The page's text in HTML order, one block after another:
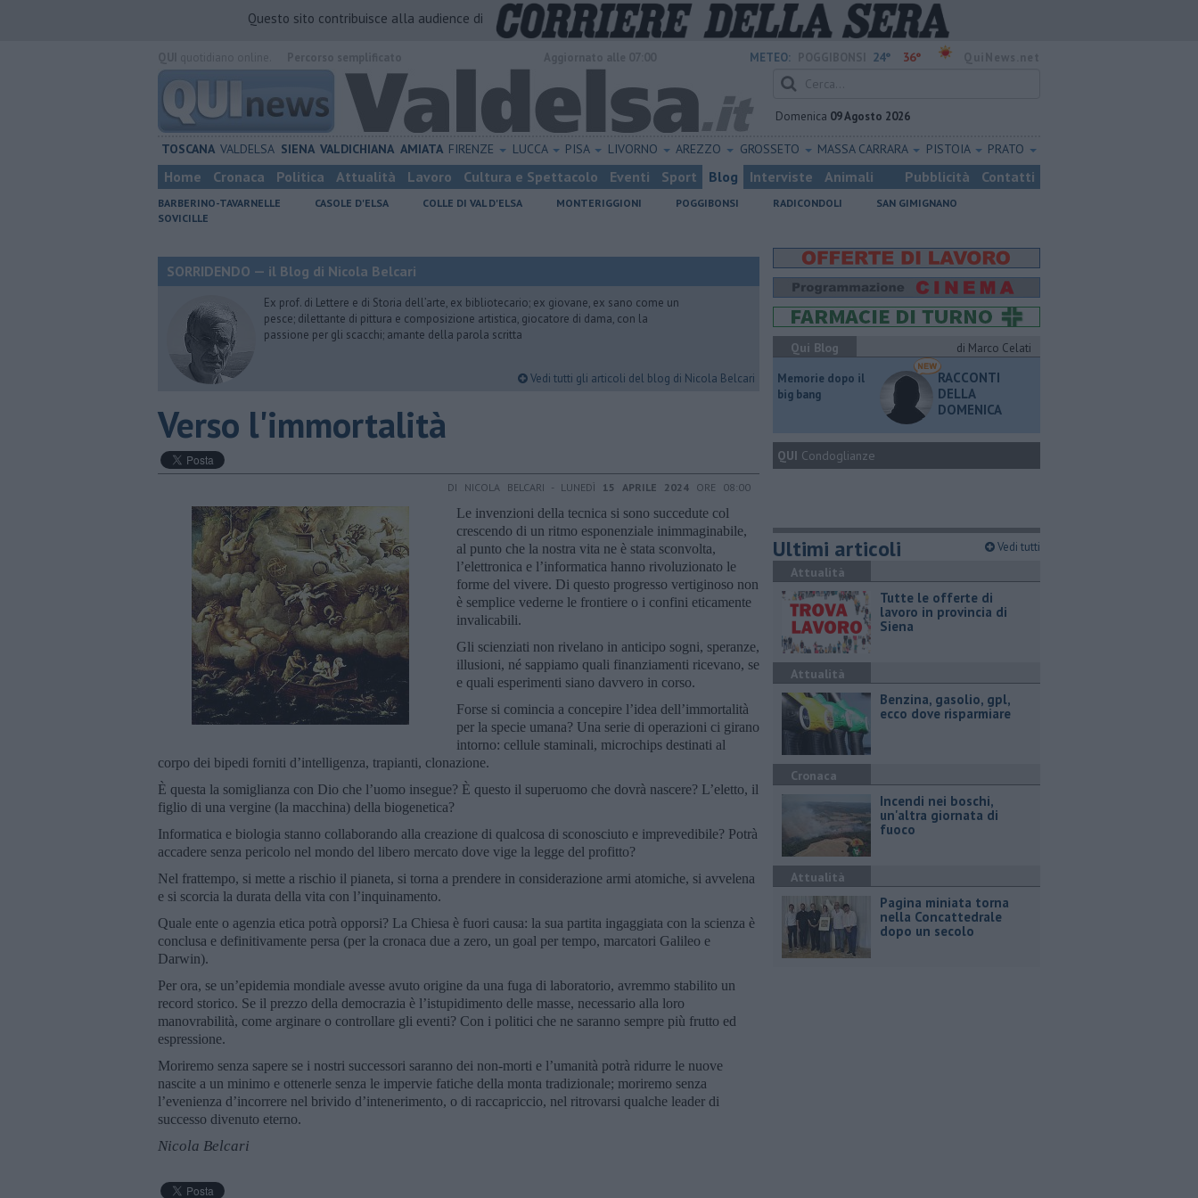
Questo sito contribuisce alla audience di
METEO: 24° 36°
Domenica 09 Agosto 2026
TOSCANA VALDELSA SIENA VALDICHIANA AMIATA FIRENZE LUCCA PISA LIVORNO AREZZO GROSSETO MASSA CARRARA PISTOIA PRATO
Home Cronaca Politica Attualità Lavoro Cultura e Spettacolo Eventi Sport Blog Interviste Animali Pubblicità Contatti
BARBERINO-TAVARNELLE CASOLE D'ELSA COLLE DI VAL D'ELSA MONTERIGGIONI POGGIBONSI RADICONDOLI
SAN GIMIGNANO
SOVICILLE
SORRIDENDO — il Blog di Nicola Belcari
Ex prof. di Lettere e di Storia dell’arte, ex bibliotecario; ex giovane, ex sano come un
pesce; dilettante di pittura e composizione artistica, giocatore di dama, con la
passione per gli scacchi; amante della parola scritta
Vedi tutti gli articoli del blog di Nicola Belcari
Verso l'immortalità
DI NICOLA BELCARI - LUNEDÌ 15 APRILE 2024 ORE 08:00
Le invenzioni della tecnica si sono succedute col
crescendo di un ritmo esponenziale inimmaginabile,
al punto che la nostra vita ne è stata sconvolta,
l’elettronica e l’informatica hanno rivoluzionato le
forme del vivere. Di questo progresso vertiginoso non
è semplice vederne le frontiere o i confini eticamente
invalicabili.
Gli scienziati non rivelano in anticipo sogni, speranze,
illusioni, né sappiamo quali finanziamenti ricevano, se
e quali esperimenti siano davvero in corso.
Forse si comincia a concepire l’idea dell’immortalità
per la specie umana? Una serie di operazioni ci girano
intorno: cellule staminali, microchips destinati al
corpo dei bipedi forniti d’intelligenza, trapianti, clonazione.
È questa la somiglianza con Dio che l’uomo insegue? È questo il superuomo che dovrà nascere? L’eletto, il
figlio di una vergine (la macchina) della biogenetica?
Informatica e biologia stanno collaborando alla creazione di qualcosa di sconosciuto e imprevedibile? Potrà
accadere senza pericolo nel mondo del libero mercato dove vige la legge del profitto?
Nel frattempo, si mette a rischio il pianeta, si torna a prendere in considerazione armi atomiche, si avvelena
e si scorcia la durata della vita con l’inquinamento.
Quale ente o agenzia etica potrà opporsi? La Chiesa è fuori causa: la sua partita ingaggiata con la scienza è
conclusa e definitivamente persa (per la cronaca due a zero, un goal per tempo, marcatori Galileo e
Darwin).
Per ora, se un’epidemia mondiale avesse avuto origine da una fuga di laboratorio, avremmo stabilito un
record storico. Se il prezzo della democrazia è l’istupidimento delle masse, necessario alla loro
manovrabilità, come arginare o controllare gli eventi? Con i politici che ne saranno sempre più frutto ed
espressione.
Moriremo senza sapere se i nostri successori saranno dei non-morti e l’umanità potrà ridurre le nuove
nascite a un minimo e ottenerle senza le impervie fatiche della monta tradizionale; moriremo senza
l’evenienza d’incorrere nel brivido d’intenerimento, o di raccapriccio, nel ritrovarsi qualche leader di
successo divenuto eterno.
Nicola Belcari
Qui Blog
di Marco Celati
Memorie dopo il
big bang
RACCONTI
DELLA
DOMENICA
QUI Condoglianze
Ultimi articoli Vedi tutti
Attualità
​Tutte le offerte di
lavoro in provincia di
Siena
Attualità
​Benzina, gasolio, gpl,
ecco dove risparmiare
Cronaca
Incendi nei boschi,
un'altra giornata di
fuoco
Attualità
Pagina miniata torna
nella Concattedrale
dopo un secolo